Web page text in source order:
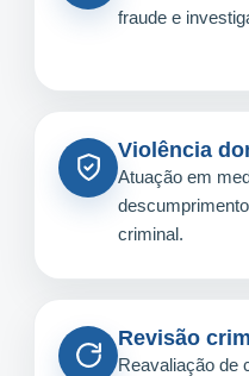
fraude e
Violência
Atuação em
criminal.
Revisão
Reavaliação de